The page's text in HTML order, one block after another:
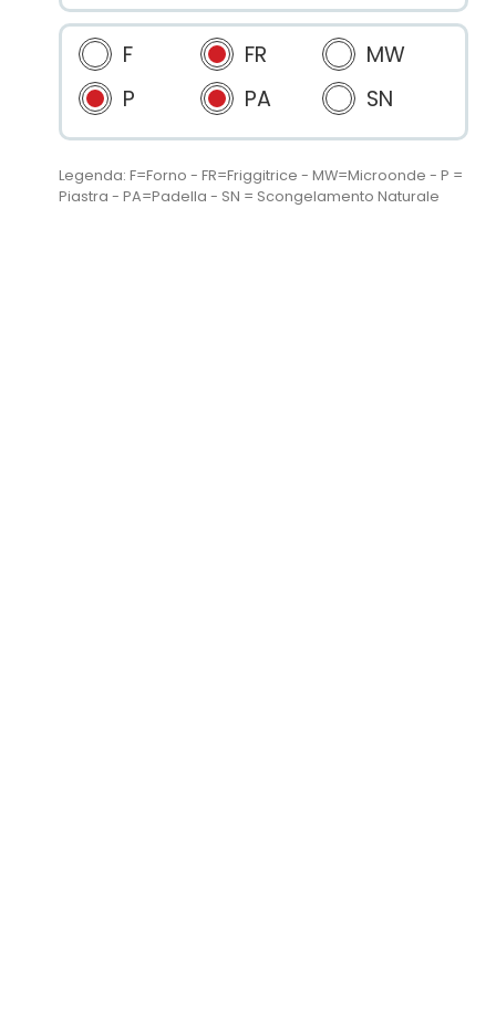
F FR
MW
P
PA SN
Legenda: F=Forno - FR=Friggitrice - MW=Microonde - P =
Piastra - PA=Padella - SN = Scongelamento Naturale